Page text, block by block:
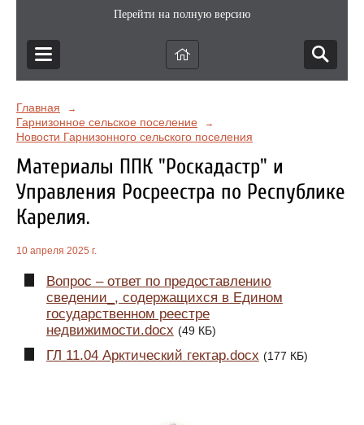
Перейти на полную версию
Главная →
Гарнизонное сельское поселение →
Новости Гарнизонного сельского поселения
Материалы ППК "Роскадастр" и
Управления Росреестра по Республике
Карелия.
10 апреля 2025 г.
Вопрос – ответ по предоставлению
сведении_, содержащихся в Едином
государственном реестре
недвижимости.docx (49 КБ)
ГЛ 11.04 Арктический гектар.docx (177 КБ)